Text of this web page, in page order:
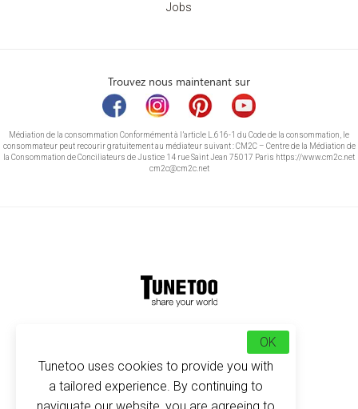
Jobs
Trouvez nous maintenant sur
Médiation de la consommation Conformément à l’article L.616-1 du Code de la consommation, le
consommateur peut recourir gratuitement au médiateur suivant : CM2C – Centre de la Médiation de
la Consommation de Conciliateurs de Justice 14 rue Saint Jean 75017 Paris https://www.cm2c.net
cm2c@cm2c.net
Tunetoo uses cookies to provide you with
a tailored experience. By continuing to
OK